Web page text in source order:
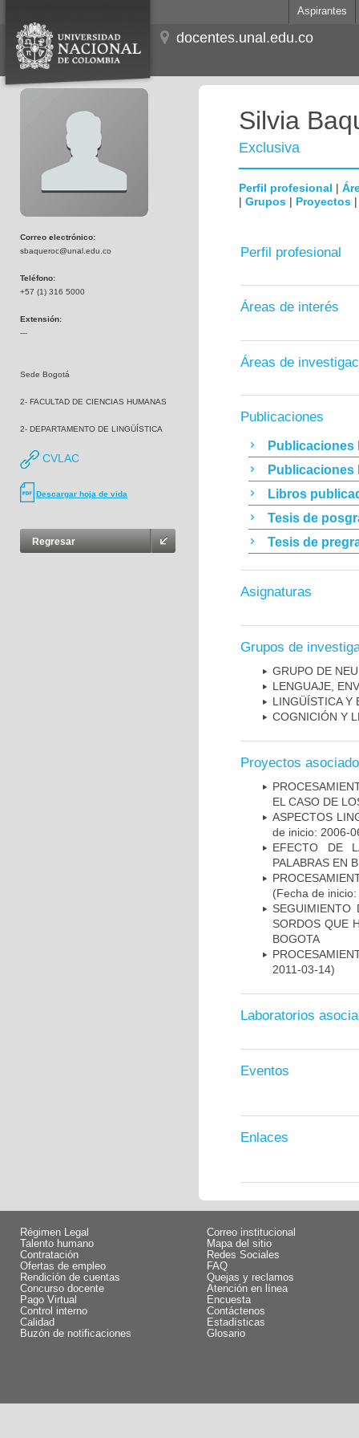
Aspirantes
docentes.unal.edu.co
Correo electrónico:
sbaqueroc@unal.edu.co
Teléfono:
+57 (1) 316 5000
Extensión:
---
Sede Bogotá
2- FACULTAD DE CIENCIAS HUMANAS
2- DEPARTAMENTO DE LINGÜÍSTICA
CVLAC
Descargar hoja de vida
Regresar
Silvia
Exclusiva
Perfil profesional |
| Grupos | Proyectos
Perfil profesional
Áreas de interés
Áreas de
Publicaciones
Publicaciones
Publicaciones
Libros
Tesis de
Tesis de
Asignaturas
Grupos de
GRUPO DE
LENGUAJE,
LINGÜÍSTICA Y
COGNICIÓN Y
Proyectos
EL CASO DE
ASPECTOS
de inicio: 2006-
EFECTO DE
PALABRAS EN
(Fecha de
SEGUIMIENTO
SORDOS QUE
BOGOTA
2011-03-14)
Laboratorios
Eventos
Enlaces
Régimen Legal
Talento humano
Contratación
Ofertas de empleo
Rendición de cuentas
Concurso docente
Pago Virtual
Control interno
Calidad
Buzón de notificaciones
Correo institucional
Mapa del sitio
Redes Sociales
FAQ
Quejas y reclamos
Atención en línea
Encuesta
Contáctenos
Estadísticas
Glosario